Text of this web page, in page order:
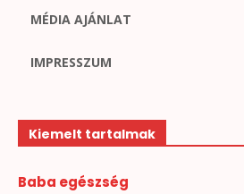
MÉDIA AJÁNLAT
IMPRESSZUM
Kiemelt tartalmak
Baba egészség